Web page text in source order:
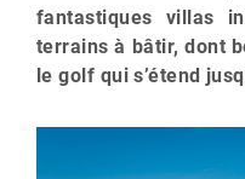
fantastiques villas
terrains à bâtir, dont
le golf qui s’étend